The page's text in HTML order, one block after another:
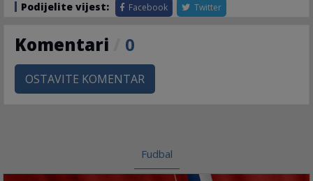
Podijelite vijest: Facebook Twitter
Komentari 0
OSTAVITE KOMENTAR
Fudbal